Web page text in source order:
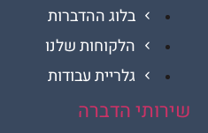
בלוג ההדברות
הלקוחות שלנו
גלריית עבודות
הדברה